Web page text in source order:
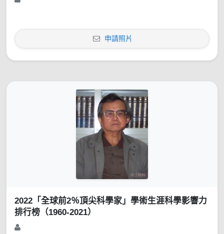
申請照片
2022「全球前2％頂尖科學家」學術生涯科學影響力
排行榜（1960-2021）